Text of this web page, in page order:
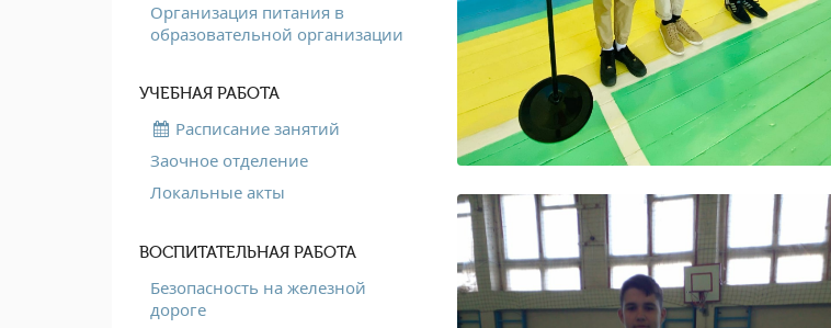
Организация питания в
образовательной организации
УЧЕБНАЯ РАБОТА
Расписание занятий
Заочное отделение
Локальные акты
ВОСПИТАТЕЛЬНАЯ РАБОТА
Безопасность на железной
дороге